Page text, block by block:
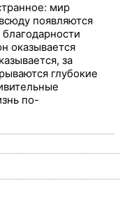
мир
появляются
оказывается
за
глубокие
по-